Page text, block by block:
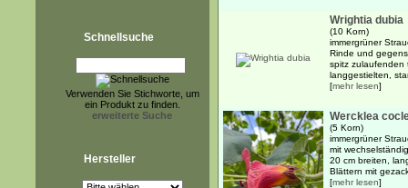
Schnellsuche
Verwenden Sie Stichworte, um
ein Produkt zu finden.
erweiterte Suche
Hersteller
Wrightia dubia
(10 Korn)
immergrüner
Rinde und
spitz zulaufenden
langgestielten,
[mehr lesen]
Wercklea
(5 Korn)
immergrüner
mit
20 cm breiten,
Blättern mit
[mehr lesen]